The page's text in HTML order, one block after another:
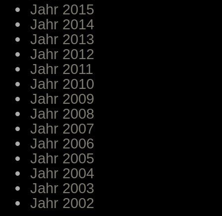
Jahr 2015
Jahr 2014
Jahr 2013
Jahr 2012
Jahr 2011
Jahr 2010
Jahr 2009
Jahr 2008
Jahr 2007
Jahr 2006
Jahr 2005
Jahr 2004
Jahr 2003
Jahr 2002